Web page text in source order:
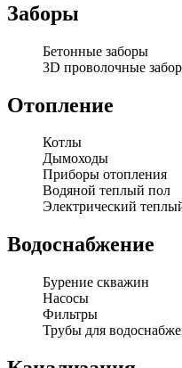
Заборы
Бетонные заборы
3D проволочные
Отопление
Котлы
Дымоходы
Приборы отопления
Водяной теплый пол
Электрический
Водоснабжение
Бурение скважин
Насосы
Фильтры
Трубы для